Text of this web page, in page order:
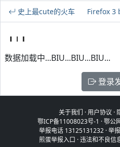
史上最cute的火车 Firefox 3
数据加载中...BIU...BIU...BIU...
登录
关于我们 ·用户协议 ·
鄂ICP备11008023号-1 ·鄂公
举报电话 13125131232 · 举
煎蛋举报入口 ·违法和不良信